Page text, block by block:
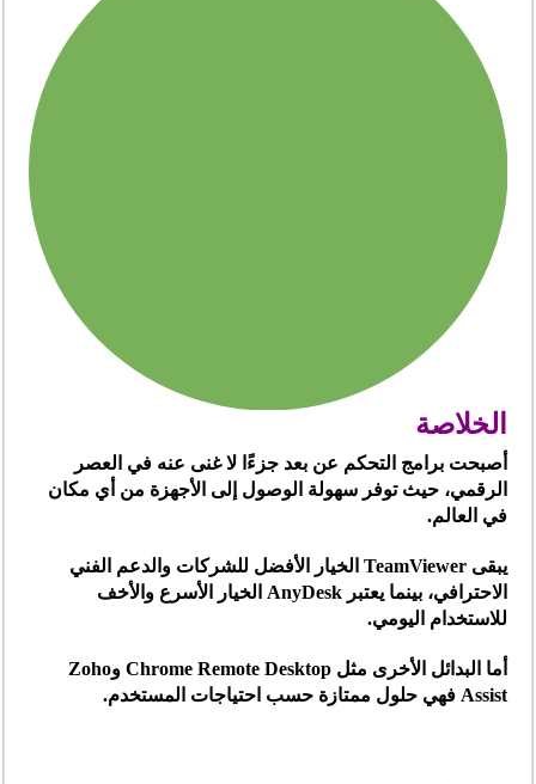
الخلاصة
أصبحت برامج التحكم عن بعد جزءًا لا غنى عنه في العصر
الرقمي، حيث توفر سهولة الوصول إلى الأجهزة من أي مكان
في العالم.
يبقى TeamViewer الخيار الأفضل للشركات والدعم الفني
الاحترافي، بينما يعتبر AnyDesk الخيار الأسرع والأخف
للاستخدام اليومي.
أما البدائل الأخرى مثل Chrome Remote Desktop وZoho
Assist فهي حلول ممتازة حسب احتياجات المستخدم.